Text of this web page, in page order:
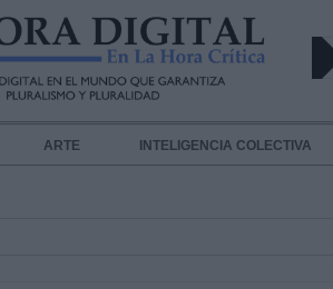
ARTE INTELIGENCIA COLECTIVA